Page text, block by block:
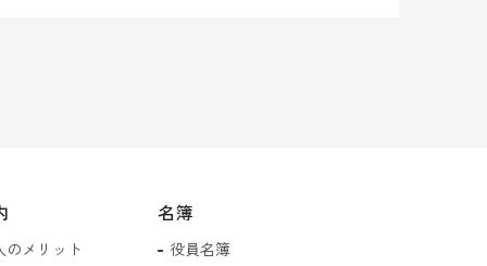
のメリット
名簿
役員名簿